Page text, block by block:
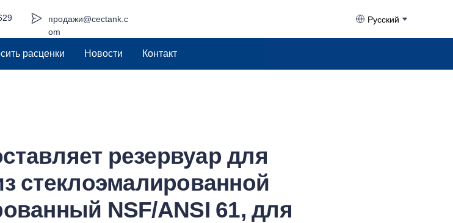
продажи@cectank.c
om
Русский
расценки Новости Контакт
резервуар для
стеклоэмалированной
NSF/ANSI 61, для